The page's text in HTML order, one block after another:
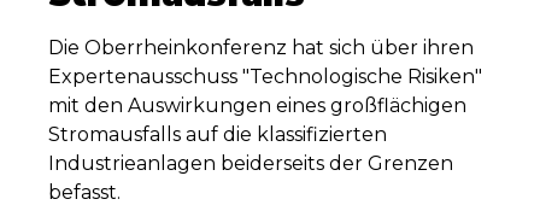
Die Oberrheinkonferenz hat sich über ihren
Expertenausschuss "Technologische Risiken"
mit den Auswirkungen eines großflächigen
Stromausfalls auf die klassifizierten
Industrieanlagen beiderseits der Grenzen
befasst.